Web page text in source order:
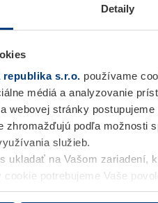
Detaily
republika s.r.o. používame
médiá a analyzovanie
webovej stránky
zhromažďujú podľa možnosti
služieb.
ukladať na Vašom zariadení,
potrebujeme Vaše
stránkeVyhlásenie o